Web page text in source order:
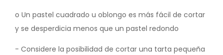
o Un pastel cuadrado u oblongo es más fácil de cortar
y se desperdicia menos que un pastel redondo
- Considere la posibilidad de cortar una tarta pequeña